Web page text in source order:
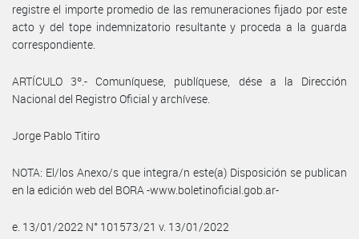
registre el importe promedio de las remuneraciones fijado por este
acto y del tope indemnizatorio resultante y proceda a la guarda
correspondiente.
ARTÍCULO 3º.- Comuníquese, publíquese, dése a la Dirección
Nacional del Registro Oficial y archívese.
Jorge Pablo Titiro
NOTA: El/los Anexo/s que integra/n este(a) Disposición se publican
en la edición web del BORA -www.boletinoficial.gob.ar-
e. 13/01/2022 N° 101573/21 v. 13/01/2022